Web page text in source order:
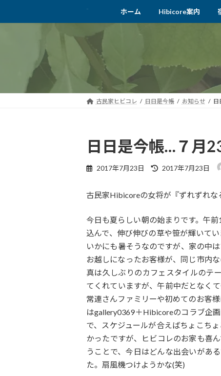
ホーム Hibicore案内
古民家ヒビコレ 日日是今帳 お知らせ 日
日日是今帳…７月
2017年7月23日
最
新
時
:
2017年7月23日
古民家Hibicoreの女将が『ずれずれな
今日も夏らしい朝の始まりです。午
込んで、伸び伸びの草や笹が輝いて
いかにも暑そうなのですが、家の中
お越しになったお客様が、同じ市内
真は久しぶりのカフェスタイルのテ
てくれていますが、午前中だとなく
常連さんファミリーや初めてのお客
はgallery0369＋Hibicoreのコラブ企
で、スケジュールが合えばちょこち
かったですが、ヒビコレのお家も喜
うことで、今日はどんな出会いがあ
た。扇風機つけようかな(笑)